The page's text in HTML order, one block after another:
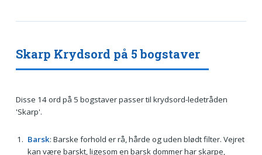
Skarp Krydsord på 5 bogstaver
Disse 14 ord på 5 bogstaver passer til krydsord-ledetråden
'Skarp'.
Barsk: Barske forhold er rå, hårde og uden blødt filter. Vejret
kan være barskt, ligesom en barsk dommer har skarpe,